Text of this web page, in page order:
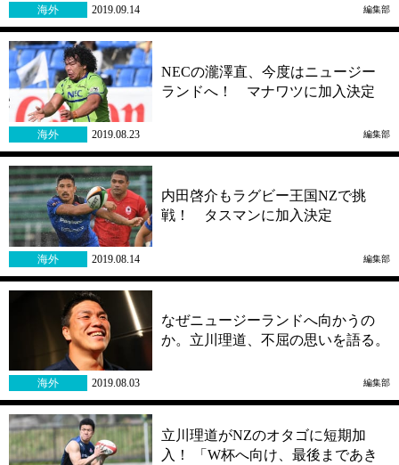
海外 2019.09.14 編集部
NECの瀧澤直、今度はニュージー
ランドへ！ マナワツに加入決定
海外 2019.08.23 編集部
内田啓介もラグビー王国NZで挑
戦！ タスマンに加入決定
海外 2019.08.14 編集部
なぜニュージーランドへ向かうの
か。立川理道、不屈の思いを語る。
海外 2019.08.03 編集部
立川理道がNZのオタゴに短期加
入！ 「W杯へ向け、最後まであき